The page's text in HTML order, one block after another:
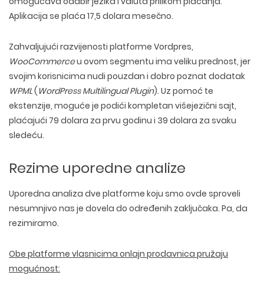
Aplikacija se plaća 17,5 dolara mesečno.
Zahvaljujući razvijenosti platforme Vordpres,
WooCommerceu ovom segmentu ima veliku prednost, jer
svojim korisnicima nudi pouzdan i dobro poznat dodatak
WPML( WordPress Multilingual Plugin). Uz pomoć te
ekstenzije, moguće je podići kompletan višejezični sajt,
plaćajući 79 dolara za prvu godinu i 39 dolara za svaku
sledeću.
Rezime uporedne analize
Uporedna analiza dve platforme koju smo ovde sproveli
nesumnjivo nas je dovela do određenih zaključaka. Pa, da
rezimiramo.
Obe platforme vlasnicima onlajn prodavnica pružaju
mogućnost: